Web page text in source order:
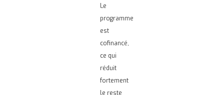
Le
programme
est
cofinancé,
ce qui
réduit
fortement
le reste